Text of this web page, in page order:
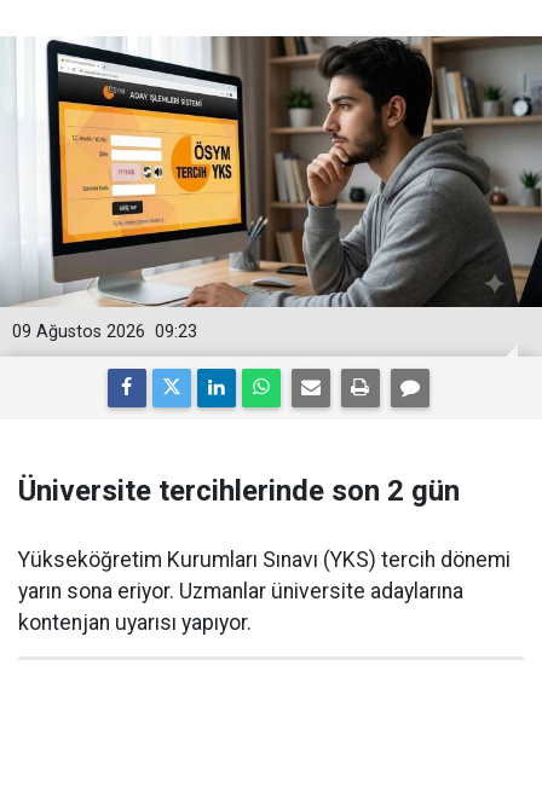
09:23
09 Ağustos 2026
Üniversite tercihlerinde son 2 gün
Yükseköğretim Kurumları Sınavı (YKS) tercih dönemi
yarın sona eriyor. Uzmanlar üniversite adaylarına
kontenjan uyarısı yapıyor.